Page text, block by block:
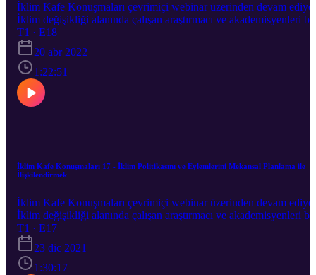
İklim Kafe Konuşmaları çevrimiçi webinar üzerinden devam
İklim değişikliği alanında çalışan araştırmacı ve akademisyenleri bir
araya getirdiğimiz İklim Kafe Konuşmaları’nın onsekizincisi "İklim
Krizi ile Mücadele Aracı Olarak Karbonu Fiyatlamak: ETS
Deneyimi ve Türkiye için Dersler" 19 Nisan’da Ümit Şahin’in
moderatörlüğünde Erinç Yeldan ile gerçekleşti.
T1 · E18
20 abr 2022
1:22:51
İklim Kafe Konuşmaları 17 - İklim Politikasını ve Eylemlerini Mekansal Planlama ile
İlişkilendirmek
İklim Kafe Konuşmaları çevrimiçi webinar üzerinden devam
İklim değişikliği alanında çalışan araştırmacı ve akademisyenleri bir
araya getirdiğimiz İklim Kafe Konuşmaları’nın onyedincisi “İklim
Politikasını ve Eylemlerini Mekansal Planlama ile İlişkilendirmek,”
22 Aralık'ta Ümit Şahin’in moderatörlüğünde Osman Balaban ile
gerçekleşti. SHOW LESS
T1 · E17
23 dic 2021
1:30:17